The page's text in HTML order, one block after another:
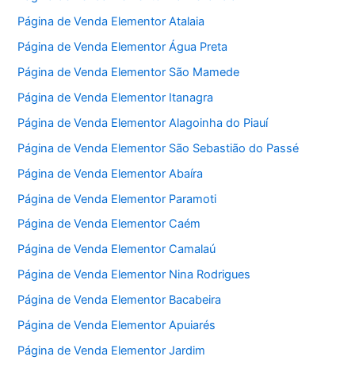
Página de Venda Elementor Atalaia
Página de Venda Elementor Água Preta
Página de Venda Elementor São Mamede
Página de Venda Elementor Itanagra
Página de Venda Elementor Alagoinha do Piauí
Página de Venda Elementor São Sebastião do Passé
Página de Venda Elementor Abaíra
Página de Venda Elementor Paramoti
Página de Venda Elementor Caém
Página de Venda Elementor Camalaú
Página de Venda Elementor Nina Rodrigues
Página de Venda Elementor Bacabeira
Página de Venda Elementor Apuiarés
Página de Venda Elementor Jardim